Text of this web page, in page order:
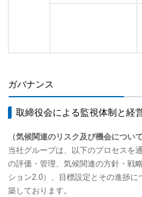
ガバナンス
取締役会による監視体制と経
（気候関連のリスク及び機会につい
当社グループは、以下のプロセスを
の評価・管理、気候関連の方針・戦
ション2.0）、目標設定とその進捗
築しております。